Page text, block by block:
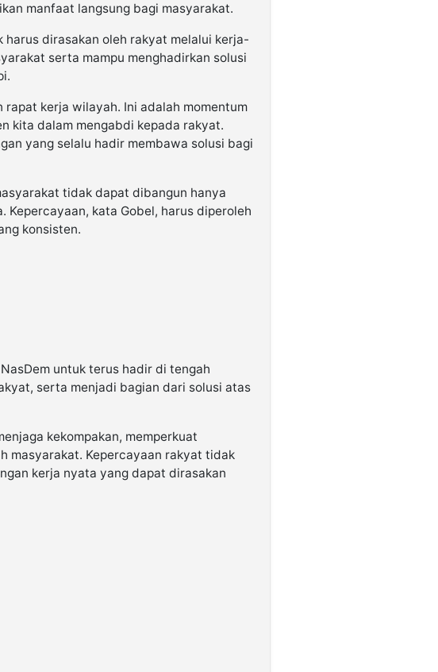
manfaat langsung bagi masyarakat.
dirasakan oleh rakyat melalui kerja-
serta mampu menghadirkan solusi
kerja wilayah. Ini adalah momentum
kita dalam mengabdi kepada rakyat.
yang selalu hadir membawa solusi bagi
tidak dapat dibangun hanya
Kepercayaan, kata Gobel, harus diperoleh
konsisten.
untuk terus hadir di tengah
serta menjadi bagian dari solusi atas
kekompakan, memperkuat
masyarakat. Kepercayaan rakyat tidak
kerja nyata yang dapat dirasakan